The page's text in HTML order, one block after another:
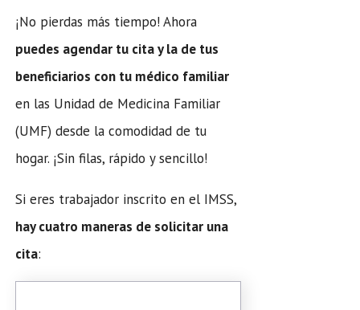
¡No pierdas más tiempo! Ahora
puedes agendar tu cita y la de tus
beneficiarios con tu médico familiar
en las Unidad de Medicina Familiar
(UMF) desde la comodidad de tu
hogar. ¡Sin filas, rápido y sencillo!
Si eres trabajador inscrito en el IMSS,
hay cuatro maneras de solicitar una
cita: